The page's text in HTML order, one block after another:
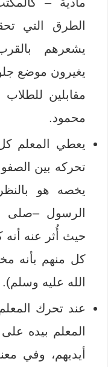
مادية –
الطرق التي
يشعرهم
يغيرون موضع
مقابلين
محمود.
يعطي المعلم
تحركه بين
يخصه هو
الرسول –صلى
حيث أُثر عنه أنه
كل منهم بأنه
الله عليه وسلم).
عند تحرك
المعلم بيده
أيديهم، وفي